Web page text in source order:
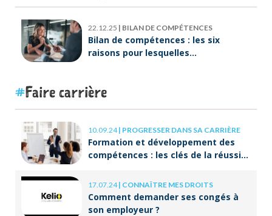
22.12.25 | BILAN DE COMPÉTENCES
Bilan de compétences : les six
raisons pour lesquelles
Faire carrière
10.09.24| PROGRESSER DANS SA CARRIÈRE
Formation et développement des
compétences : les clés de la réussite
17.07.24| CONNAÎTRE MES DROITS
Comment demander ses congés à
son employeur ?